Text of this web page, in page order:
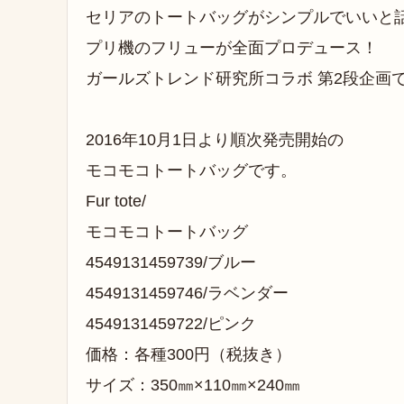
セリアのトートバッグがシンプルでいいと
プリ機のフリューが全面プロデュース！
ガールズトレンド研究所コラボ 第2段企画で
2016年10月1日より順次発売開始の
モコモコトートバッグです。
Fur tote/
モコモコトートバッグ
4549131459739/ブルー
4549131459746/ラベンダー
4549131459722/ピンク
価格：各種300円（税抜き）
サイズ：350㎜×110㎜×240㎜